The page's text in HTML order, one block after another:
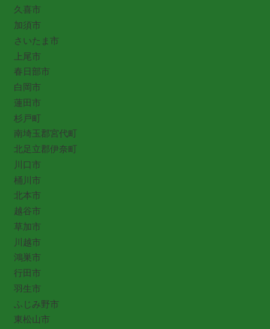
久喜市
加須市
さいたま市
上尾市
春日部市
白岡市
蓮田市
杉戸町
南埼玉郡宮代町
北足立郡伊奈町
川口市
桶川市
北本市
越谷市
草加市
川越市
鴻巣市
行田市
羽生市
ふじみ野市
東松山市